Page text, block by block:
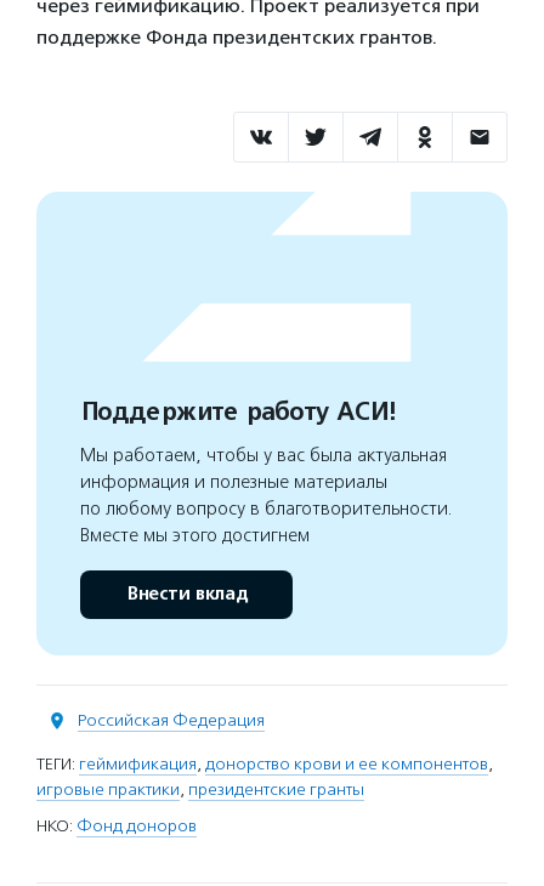
через геймификацию. Проект реализуется при
поддержке Фонда президентских грантов.
Поддержите работу АСИ!
Мы работаем, чтобы у вас была актуальная
информация и полезные материалы
по любому вопросу в благотворительности.
Вместе мы этого достигнем
Внести вклад
Российская Федерация
ТЕГИ: геймификация, донорство крови и ее компонентов,
игровые практики, президентские гранты
НКО: Фонд доноров